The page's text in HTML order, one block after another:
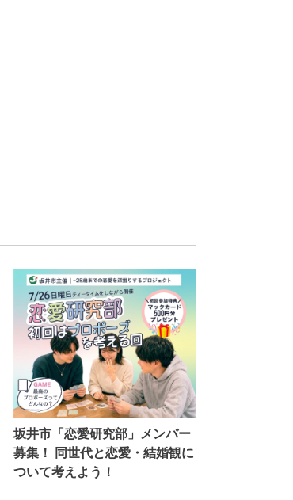
坂井市「恋愛研究部」メンバー
募集！ 同世代と恋愛・結婚観に
ついて考えよう！